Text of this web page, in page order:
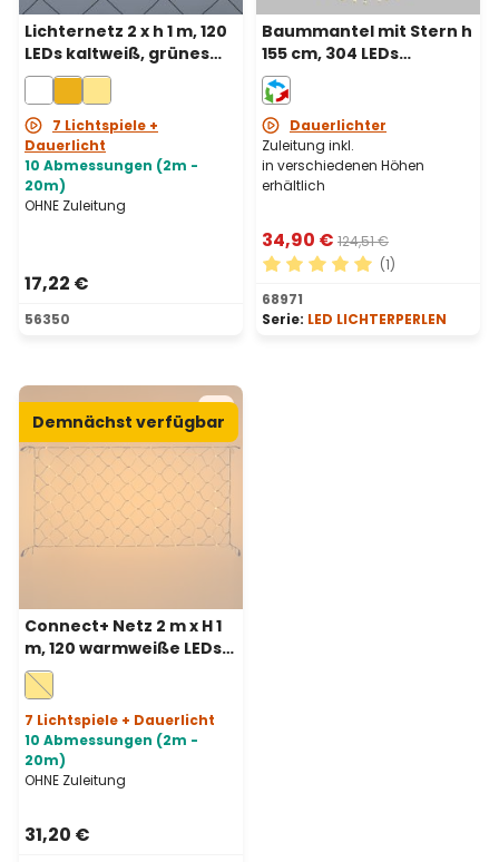
Lichternetz 2 x h 1 m, 120
LEDs kaltweiß, grünes
Kabel, erweiterbar
7 Lichtspiele +
Dauerlicht
10 Abmessungen (2m -
20m)
OHNE Zuleitung
17,22 €
56350
Baummantel mit Stern h
155 cm, 304 LEDs
Lichterperlen, RGB,
grünes Kabel
Dauerlichter
Zuleitung inkl.
in verschiedenen Höhen
erhältlich
34,90 € 124,51 €
Durchschnittliche
(1)
68971
Serie: LED LICHTERPERLEN
Demnächst verfügbar
Connect+ Netz 2 m x H 1
m, 120 warmweiße LEDs,
grünes Kabel,
erweiterbar
7 Lichtspiele + Dauerlicht
10 Abmessungen (2m -
20m)
OHNE Zuleitung
31,20 €